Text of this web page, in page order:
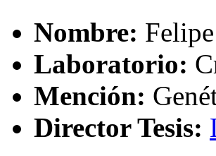
Nombre:
Laboratorio:
Mención:
Director Tesis: